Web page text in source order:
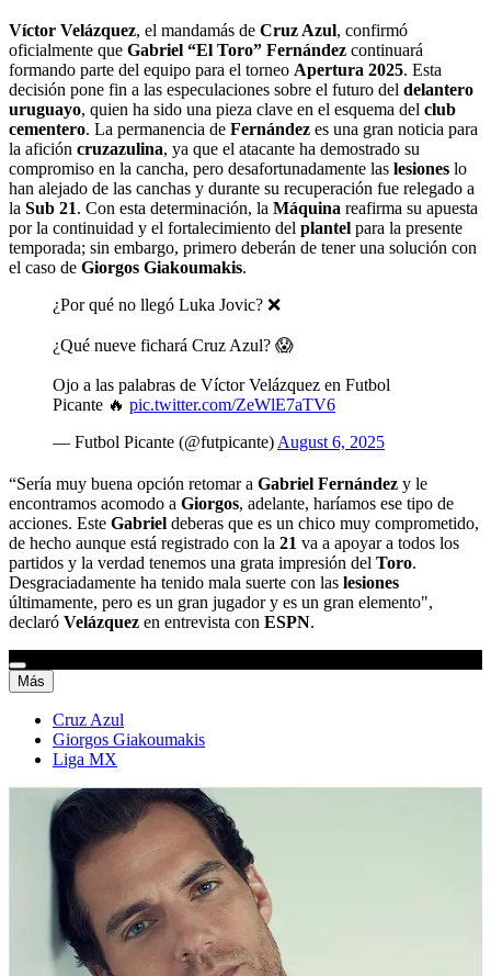
Víctor Velázquez, el mandamás de Cruz Azul, confirmó
oficialmente que Gabriel “El Toro” Fernández continuará
formando parte del equipo para el torneo Apertura 2025. Esta
decisión pone fin a las especulaciones sobre el futuro del delantero
uruguayo, quien ha sido una pieza clave en el esquema del club
cementero. La permanencia de Fernández es una gran noticia para
la afición cruzazulina, ya que el atacante ha demostrado su
compromiso en la cancha, pero desafortunadamente las lesiones lo
han alejado de las canchas y durante su recuperación fue relegado a
la Sub 21. Con esta determinación, la Máquina reafirma su apuesta
por la continuidad y el fortalecimiento del plantel para la presente
temporada; sin embargo, primero deberán de tener una solución con
el caso de Giorgos Giakoumakis.
¿Por qué no llegó Luka Jovic? ❌
¿Qué nueve fichará Cruz Azul? 😱
Ojo a las palabras de Víctor Velázquez en Futbol
Picante 🔥 pic.twitter.com/ZeWlE7aTV6
— Futbol Picante (@futpicante) August 6, 2025
“Sería muy buena opción retomar a Gabriel Fernández y le
encontramos acomodo a Giorgos, adelante, haríamos ese tipo de
acciones. Este Gabriel deberas que es un chico muy comprometido,
de hecho aunque está registrado con la 21 va a apoyar a todos los
partidos y la verdad tenemos una grata impresión del Toro.
Desgraciadamente ha tenido mala suerte con las lesiones
últimamente, pero es un gran jugador y es un gran elemento",
declaró Velázquez en entrevista con ESPN.
Más
Cruz Azul
Giorgos Giakoumakis
Liga MX